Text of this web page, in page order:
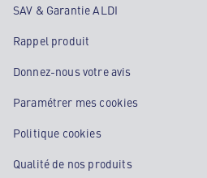
SAV & Garantie ALDI
Rappel produit
Donnez-nous votre avis
Paramétrer mes cookies
Politique cookies
Qualité de nos produits